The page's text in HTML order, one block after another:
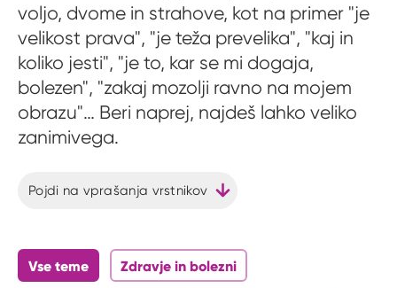
voljo, dvome in strahove, kot na primer "je
velikost prava", "je teža prevelika", "kaj in
koliko jesti", "je to, kar se mi dogaja,
bolezen", "zakaj mozolji ravno na mojem
obrazu"… Beri naprej, najdeš lahko veliko
zanimivega.
Pojdi na vprašanja vrstnikov
Vse teme Zdravje in bolezni